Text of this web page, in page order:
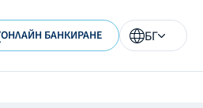
ОНЛАЙН БАНКИРАНЕ БГ